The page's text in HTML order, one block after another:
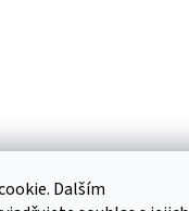
Dalším